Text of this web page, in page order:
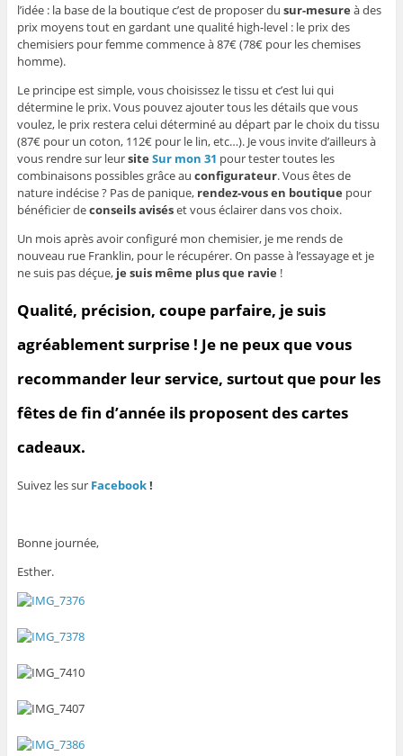
l’idée : la base de la boutique c’est de proposer du sur-mesure à des
prix moyens tout en gardant une qualité high-level : le prix des
chemisiers pour femme commence à 87€ (78€ pour les chemises
homme).
Le principe est simple, vous choisissez le tissu et c’est lui qui
détermine le prix. Vous pouvez ajouter tous les détails que vous
voulez, le prix restera celui déterminé au départ par le choix du tissu
(87€ pour un coton, 112€ pour le lin, etc…). Je vous invite d’ailleurs à
vous rendre sur leursite Sur mon 31 pour tester toutes les
combinaisons possibles grâce au configurateur. Vous êtes de
nature indécise ? Pas de panique, rendez-vous en boutique pour
bénéficier deconseils aviséset vous éclairer dans vos choix.
Un mois après avoir configuré mon chemisier, je me rends de
nouveau rue Franklin, pour le récupérer. On passe à l’essayage et je
ne suis pas déçue, je suis même plus que ravie !
Qualité, précision, coupe parfaire, je suis
agréablement surprise ! Je ne peux que vous
recommander leur service, surtout que pour les
fêtes de fin d’année ils proposent des cartes
cadeaux.
Suivez les sur Facebook!
Bonne journée,
Esther.